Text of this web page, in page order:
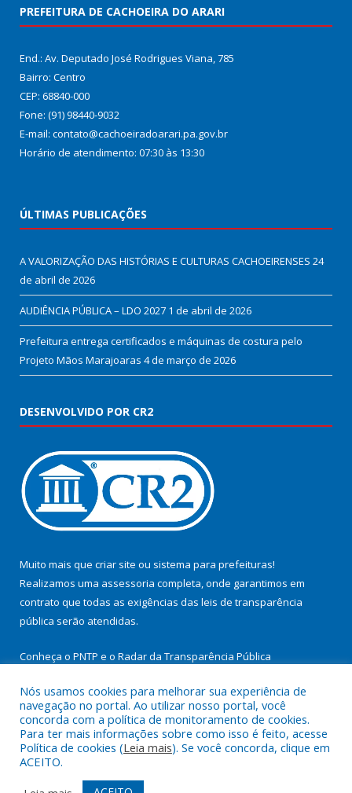
PREFEITURA DE CACHOEIRA DO ARARI
End.: Av. Deputado José Rodrigues Viana, 785
Bairro: Centro
CEP: 68840-000
Fone: (91) 98440-9032
E-mail: contato@cachoeiradoarari.pa.gov.br
Horário de atendimento: 07:30 às 13:30
ÚLTIMAS PUBLICAÇÕES
A VALORIZAÇÃO DAS HISTÓRIAS E CULTURAS CACHOEIRENSES 24
de abril de 2026
AUDIÊNCIA PÚBLICA – LDO 2027 1 de abril de 2026
Prefeitura entrega certificados e máquinas de costura pelo
Projeto Mãos Marajoaras 4 de março de 2026
DESENVOLVIDO POR CR2
Muito mais que criar site ou sistema para prefeituras!
Realizamos uma assessoria completa, onde garantimos em
contrato que todas as exigências das leis de transparência
pública serão atendidas.
Conheça o PNTP e o Radar da Transparência Pública
Todos os direitos reservados a Prefeitura Municipal de
Cachoeira do Arari.
Nós usamos cookies para melhorar sua experiência de
navegação no portal. Ao utilizar nosso portal, você
concorda com a política de monitoramento de cookies.
Para ter mais informações sobre como isso é feito, acesse
Política de cookies (Leia mais). Se você concorda, clique em
ACEITO.